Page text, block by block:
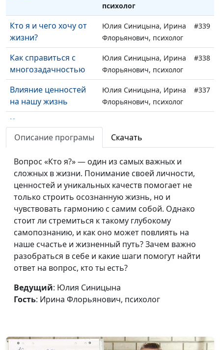
психолог
Кто я и чего хочу от
жизни?
Юлия Синицына, Ирина
Флорьянович, психолог
#339
Как справиться с
многозадачностью
Юлия Синицына, Ирина
Флорьянович, психолог
#338
Влияние ценностей
на нашу жизнь
Юлия Синицына, Ирина
Флорьянович, психолог
#337
Как справиться с
финансовой
нестабильностью
Флорьянович, психолог
Культура
потребления и её
влияние на
самооценку
Юлия Синицына, Ирина
Флорьянович, психолог
Как найти баланс
между работой и
личной жизнью
Юлия Синицына, Ирина
Флорьянович, психолог
Как преодолеть
страхи и фобии у
детей
Юлия Синицына, Ирина
Прощение: сила,
Юлия Синицына, Ирина
#331
Описание програмы Скачать
Вопрос «Кто я?» — один из самых важных и
сложных в жизни. Понимание своей личности,
ценностей и уникальных качеств помогает не
только строить осознанную жизнь, но и
чувствовать гармонию с самим собой. Однако
стоит ли стремиться к такому глубокому
самопознанию, и как оно может повлиять на
наше счастье и жизненный путь? Зачем важно
разобраться в себе и какие шаги помогут найти
ответ на вопрос, кто ты есть?
Ведущий: Юлия Синицына
Гость: Ирина Флорьянович, психолог